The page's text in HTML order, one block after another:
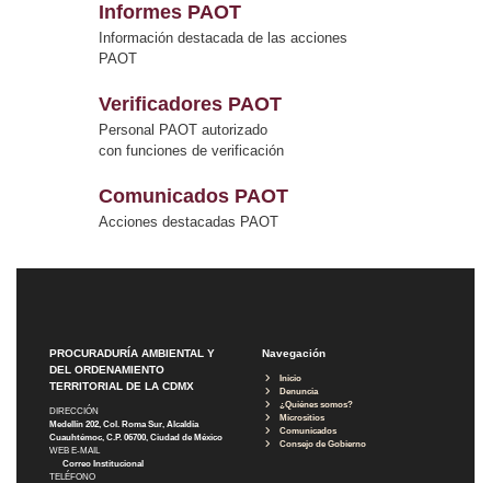
Informes PAOT
Información destacada de las acciones
PAOT
Verificadores PAOT
Personal PAOT autorizado
con funciones de verificación
Comunicados PAOT
Acciones destacadas PAOT
PROCURADURÍA AMBIENTAL Y
DEL ORDENAMIENTO
TERRITORIAL DE LA CDMX
DIRECCIÓN
Medellín 202, Col. Roma Sur, Alcaldía
Cuauhtémoc, C.P. 06700, Ciudad de México
WEB E-MAIL
Correo Institucional
TELÉFONO
Navegación
Inicio
Denuncia
¿Quiénes somos?
Micrositios
Comunicados
Consejo de Gobierno